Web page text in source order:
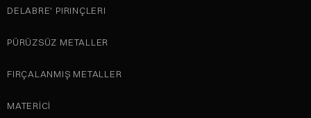
DELABRE' PIRINÇLERI
PÜRÜZSÜZ METALLER
FIRÇALANMIŞ METALLER
MATERICI